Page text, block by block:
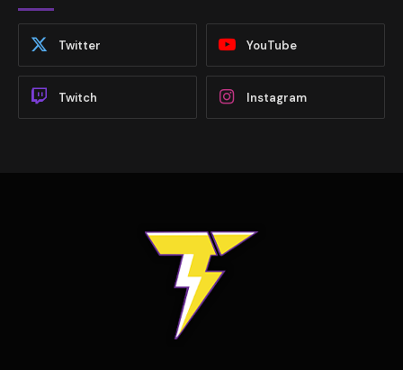
Twitter YouTube
Twitch Instagram